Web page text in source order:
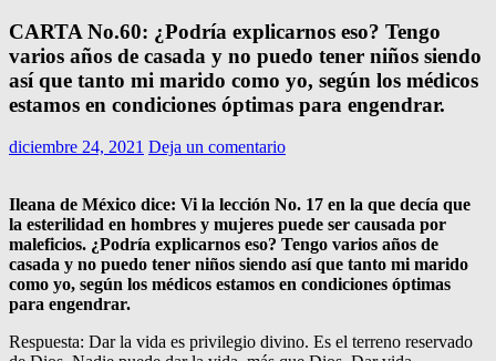
CARTA No.60: ¿Podría explicarnos eso? Tengo
varios años de casada y no puedo tener niños siendo
así que tanto mi marido como yo, según los médicos
estamos en condiciones óptimas para engendrar.
diciembre 24, 2021 Deja un comentario
Ileana de México dice: Vi la lección No. 17 en la que decía que
la esterilidad en hombres y mujeres puede ser causada por
maleficios. ¿Podría explicarnos eso? Tengo varios años de
casada y no puedo tener niños siendo así que tanto mi marido
como yo, según los médicos estamos en condiciones óptimas
para engendrar.
Respuesta: Dar la vida es privilegio divino. Es el terreno reservado